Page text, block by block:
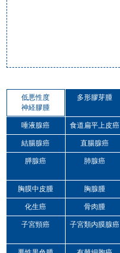
低悪性度
神経膠腫
多形膠芽腫
唾液腺癌 食道扁平上皮癌
結腸腺癌 直腸腺癌
膵腺癌 肺腺癌
胸膜中皮腫 胸腺腫
化生癌 骨肉腫
子宮頸癌 子宮類内膜腺癌